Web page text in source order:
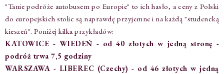
"Tanie podróże autobusem po Europie" to ich hasło, a ceny z Polski
do europejskich stolic są naprawdę przyjemne i na każdą "studencką
kieszeń". Poniżej kilka przykładów:
KATOWICE - WIEDEŃ - od 40 złotych w jedną stronę -
podróż trwa 7,5 godziny
WARSZAWA - LIBEREC (Czechy) - od 46 złotych w jedną